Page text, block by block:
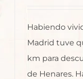
Habiendo
Madrid tuve
km para
de Henares.